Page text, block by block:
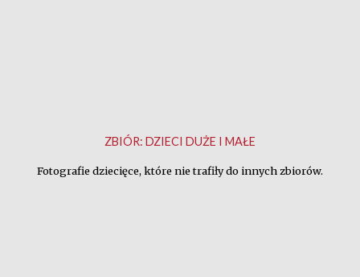
ZBIÓR: DZIECI DUŻE I MAŁE
Fotografie dziecięce, które nie trafiły do innych zbiorów.